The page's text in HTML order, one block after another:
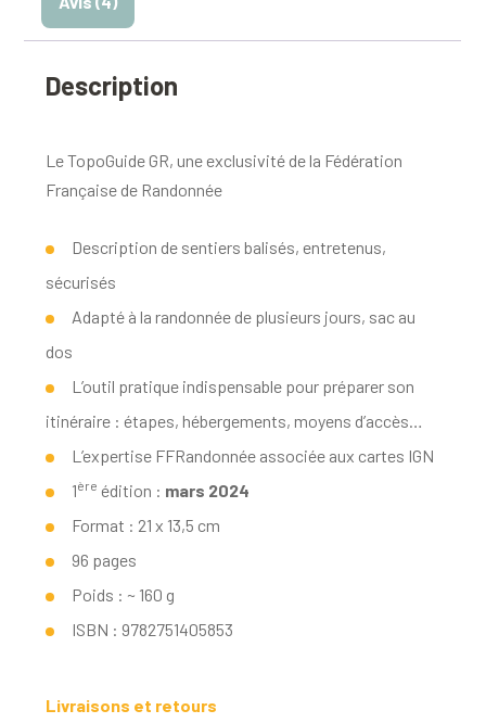
Description
Le TopoGuide GR, une exclusivité de la Fédération
Française de Randonnée
Description de sentiers balisés, entretenus,
sécurisés
Adapté à la randonnée de plusieurs jours, sac au
dos
L’outil pratique indispensable pour préparer son
itinéraire : étapes, hébergements, moyens d’accès…
L’expertise FFRandonnée associée aux cartes IGN
1ère édition : mars 2024
Format : 21 x 13,5 cm
96 pages
Poids : ~ 160 g
ISBN : 9782751405853
Livraisons et retours